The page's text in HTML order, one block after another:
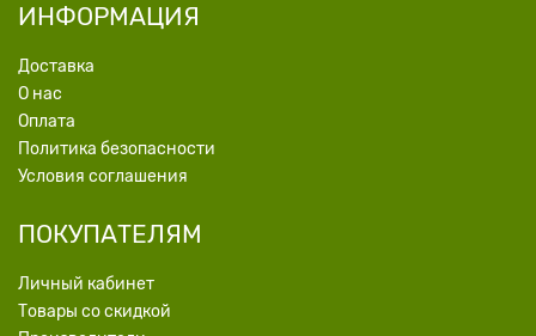
ИНФОРМАЦИЯ
Доставка
О нас
Оплата
Политика безопасности
Условия соглашения
ПОКУПАТЕЛЯМ
Личный кабинет
Товары со скидкой